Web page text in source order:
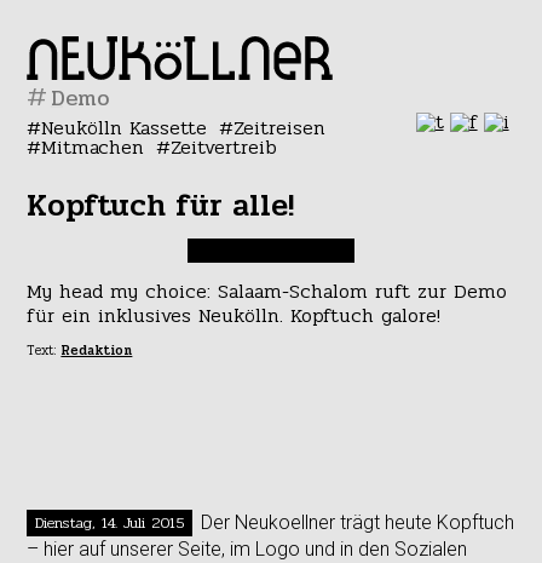
#
Neukölln Kassette Zeitreisen
Mitmachen Zeitvertreib
Kopftuch für alle!
My head my choice: Salaam-Schalom ruft zur Demo
für ein inklusives Neukölln. Kopftuch galore!
Text: Redaktion
Dienstag, 14. Juli 2015
Der Neukoellner trägt heute Kopftuch
– hier auf unserer Seite, im Logo und in den Sozialen